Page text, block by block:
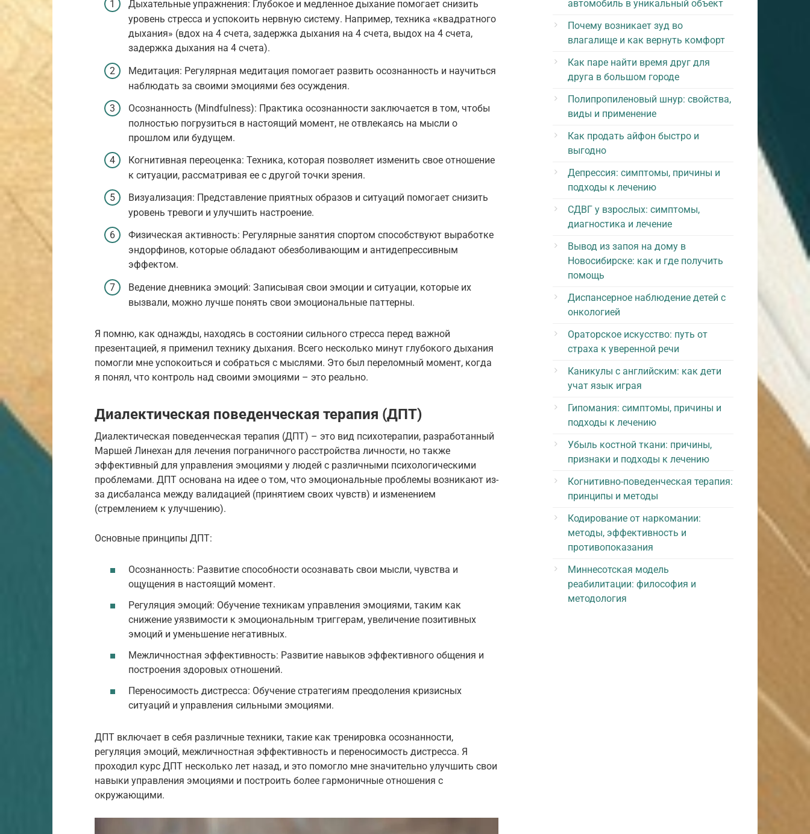
Дыхательные упражнения: Глубокое и медленное дыхание помогает снизить
уровень стресса и успокоить нервную систему. Например, техника «квадратного
дыхания» (вдох на 4 счета, задержка дыхания на 4 счета, выдох на 4 счета,
задержка дыхания на 4 счета).
Медитация: Регулярная медитация помогает развить осознанность и научиться
наблюдать за своими эмоциями без осуждения.
Осознанность (Mindfulness): Практика осознанности заключается в том, чтобы
полностью погрузиться в настоящий момент, не отвлекаясь на мысли о
прошлом или будущем.
Когнитивная переоценка: Техника, которая позволяет изменить свое отношение
к ситуации, рассматривая ее с другой точки зрения.
Визуализация: Представление приятных образов и ситуаций помогает снизить
уровень тревоги и улучшить настроение.
Физическая активность: Регулярные занятия спортом способствуют выработке
эндорфинов, которые обладают обезболивающим и антидепрессивным
эффектом.
Ведение дневника эмоций: Записывая свои эмоции и ситуации, которые их
вызвали, можно лучше понять свои эмоциональные паттерны.
Я помню, как однажды, находясь в состоянии сильного стресса перед важной
презентацией, я применил технику дыхания. Всего несколько минут глубокого дыхания
помогли мне успокоиться и собраться с мыслями. Это был переломный момент, когда
я понял, что контроль над своими эмоциями – это реально.
Диалектическая поведенческая терапия (ДПТ)
Диалектическая поведенческая терапия (ДПТ) – это вид психотерапии, разработанный
Маршей Линехан для лечения пограничного расстройства личности, но также
эффективный для управления эмоциями у людей с различными психологическими
проблемами. ДПТ основана на идее о том, что эмоциональные проблемы возникают из-
за дисбаланса между валидацией (принятием своих чувств) и изменением
(стремлением к улучшению).
Основные принципы ДПТ:
Осознанность: Развитие способности осознавать свои мысли, чувства и
ощущения в настоящий момент.
Регуляция эмоций: Обучение техникам управления эмоциями, таким как
снижение уязвимости к эмоциональным триггерам, увеличение позитивных
эмоций и уменьшение негативных.
Межличностная эффективность: Развитие навыков эффективного общения и
построения здоровых отношений.
Переносимость дистресса: Обучение стратегиям преодоления кризисных
ситуаций и управления сильными эмоциями.
ДПТ включает в себя различные техники, такие как тренировка осознанности,
регуляция эмоций, межличностная эффективность и переносимость дистресса. Я
проходил курс ДПТ несколько лет назад, и это помогло мне значительно улучшить свои
навыки управления эмоциями и построить более гармоничные отношения с
окружающими.
автомобиль в уникальный объект
Почему возникает зуд во
влагалище и как вернуть комфорт
Как паре найти время друг для
друга в большом городе
Полипропиленовый шнур: свойства,
виды и применение
Как продать айфон быстро и
выгодно
Депрессия: симптомы, причины и
подходы к лечению
СДВГ у взрослых: симптомы,
диагностика и лечение
Вывод из запоя на дому в
Новосибирске: как и где получить
помощь
Диспансерное наблюдение детей с
онкологией
Ораторское искусство: путь от
страха к уверенной речи
Каникулы с английским: как дети
учат язык играя
Гипомания: симптомы, причины и
подходы к лечению
Убыль костной ткани: причины,
признаки и подходы к лечению
Когнитивно-поведенческая терапия:
принципы и методы
Кодирование от наркомании:
методы, эффективность и
противопоказания
Миннесотская модель
реабилитации: философия и
методология